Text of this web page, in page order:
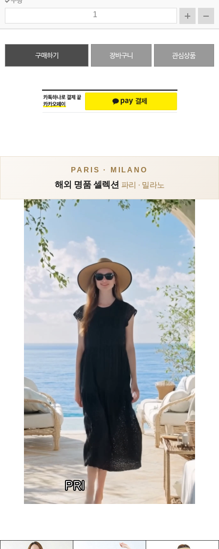
구매하기 장바구니 관심상품
PARIS · MILANO
해외 명품 셀렉션 파리 · 밀라노